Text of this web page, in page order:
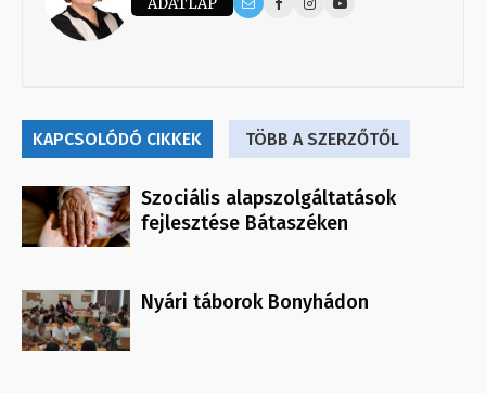
KAPCSOLÓDÓ CIKKEK TÖBB A SZERZŐTŐL
Szociális alapszolgáltatások
fejlesztése Bátaszéken
Nyári táborok Bonyhádon